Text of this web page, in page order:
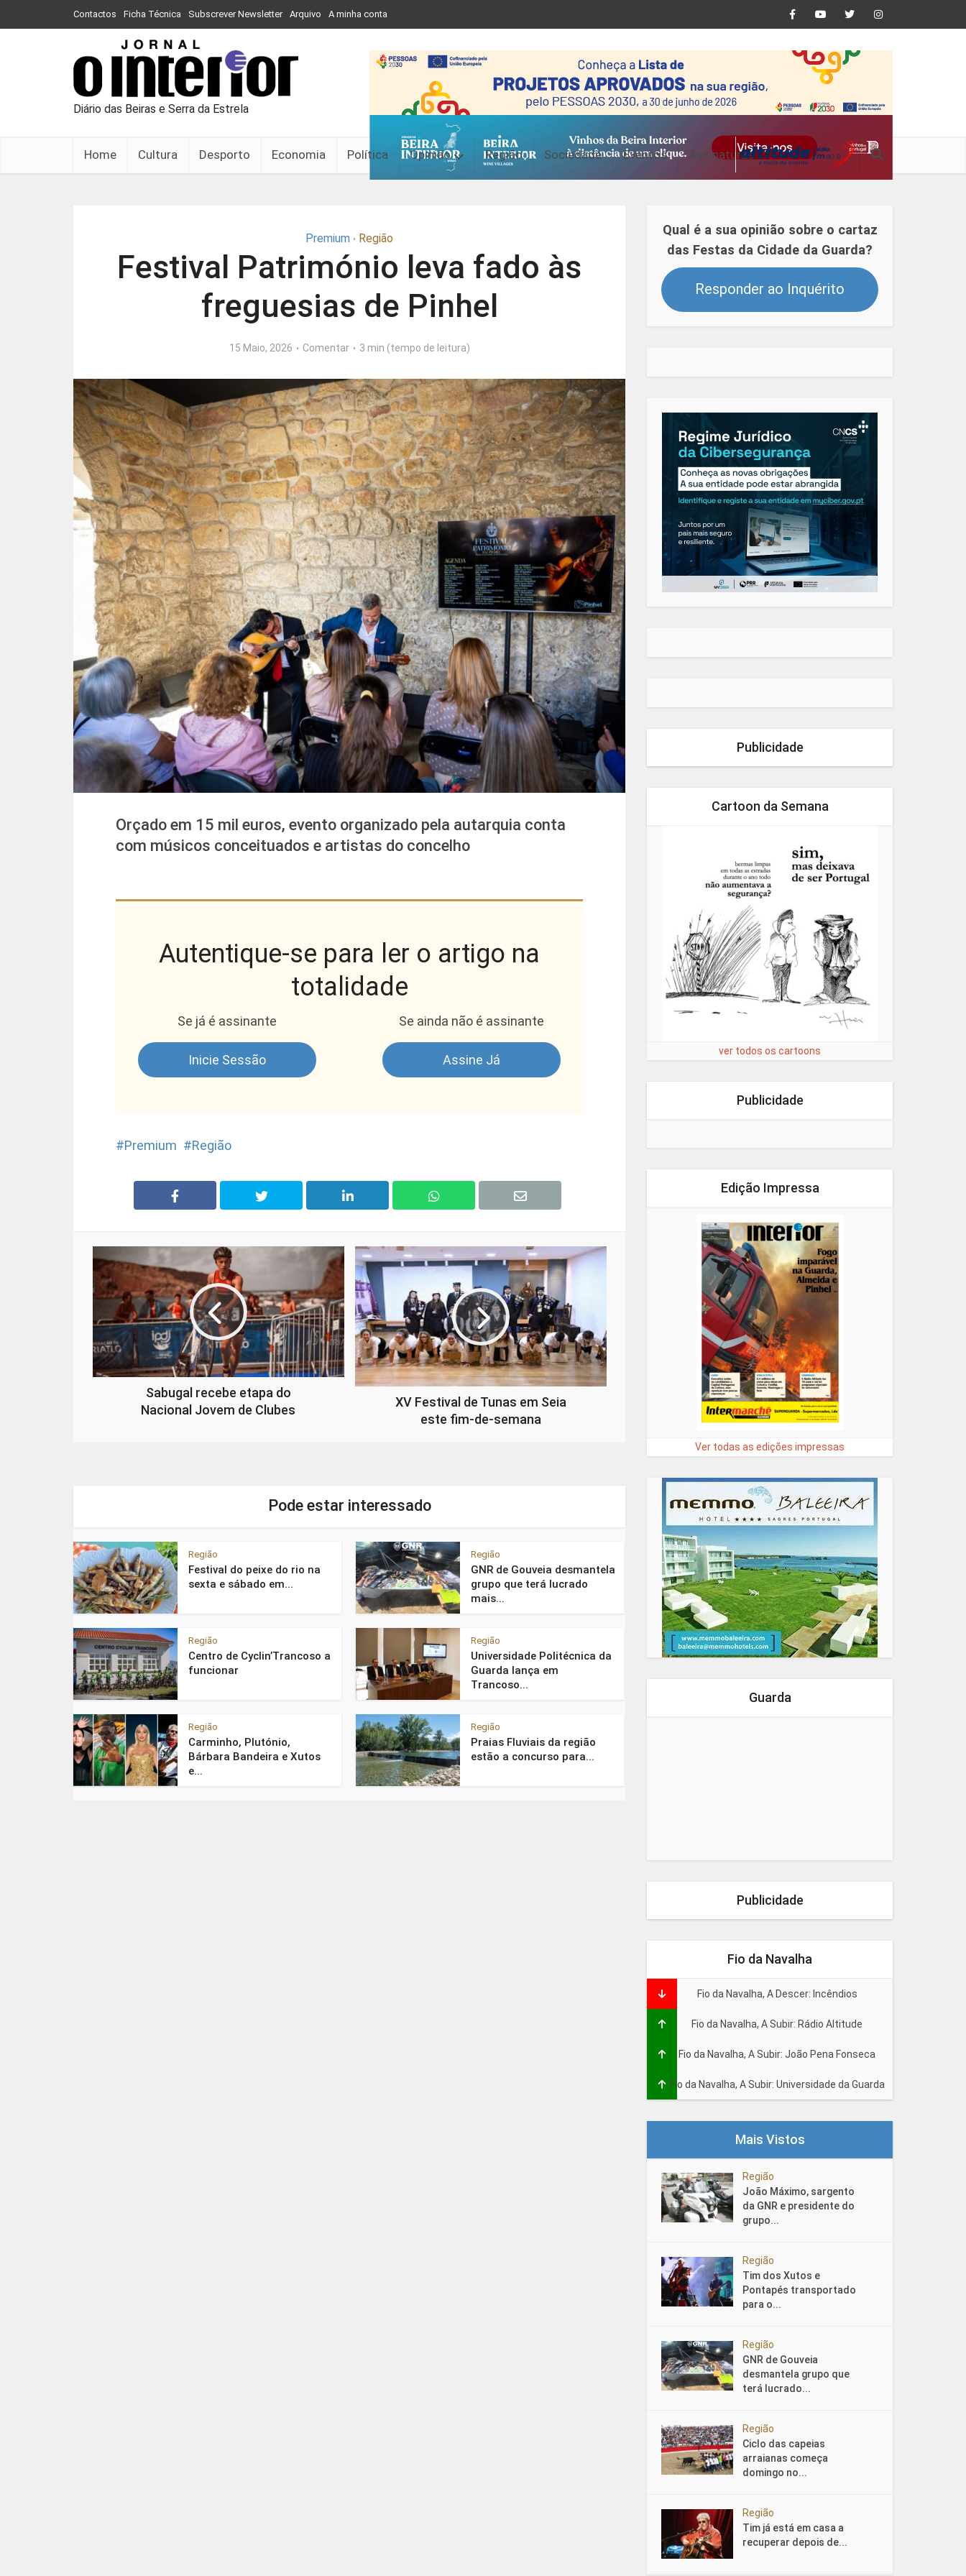
Contactos Ficha Técnica Subscrever Newsletter Arquivo A minha conta
Diário das Beiras e Serra da Estrela
Home Cultura Desporto Economia Política Opinião Região Sociedade Eventos Assinaturas
Premium • Região
Festival Património leva fado às
freguesias de Pinhel
15 Maio, 2026 Comentar 3 min (tempo de leitura)
Orçado em 15 mil euros, evento organizado pela autarquia conta
com músicos conceituados e artistas do concelho
Autentique-se para ler o artigo na
totalidade
Se já é assinante
Inicie Sessão
Se ainda não é assinante
Assine Já
Premium Região
Sabugal recebe etapa do
Nacional Jovem de Clubes
XV Festival de Tunas em Seia
este fim-de-semana
Pode estar interessado
Região
Festival do peixe do rio na
sexta e sábado em...
Região
GNR de Gouveia desmantela
grupo que terá lucrado
mais...
Região
Centro de Cyclin’Trancoso a
funcionar
Região
Universidade Politécnica da
Guarda lança em
Trancoso...
Região
Carminho, Plutónio,
Bárbara Bandeira e Xutos
e...
Região
Praias Fluviais da região
estão a concurso para...
Qual é a sua opinião sobre o cartaz
das Festas da Cidade da Guarda?
Responder ao Inquérito
Publicidade
Cartoon da Semana
ver todos os cartoons
Publicidade
Edição Impressa
Ver todas as edições impressas
Guarda
Publicidade
Fio da Navalha
Fio da Navalha, A Descer: Incêndios
Fio da Navalha, A Subir: Rádio Altitude
Fio da Navalha, A Subir: João Pena Fonseca
Fio da Navalha, A Subir: Universidade da Guarda
Mais Vistos
Região
João Máximo, sargento
da GNR e presidente do
grupo...
Região
Tim dos Xutos e
Pontapés transportado
para o...
Região
GNR de Gouveia
desmantela grupo que
terá lucrado...
Região
Ciclo das capeias
arraianas começa
domingo no...
Região
Tim já está em casa a
recuperar depois de...